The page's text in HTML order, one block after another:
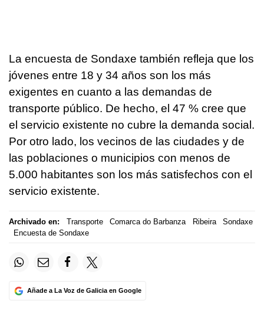
La encuesta de Sondaxe también refleja que los
jóvenes entre 18 y 34 años son los más
exigentes en cuanto a las demandas de
transporte público. De hecho, el 47 % cree que
el servicio existente no cubre la demanda social.
Por otro lado, los vecinos de las ciudades y de
las poblaciones o municipios con menos de
5.000 habitantes son los más satisfechos con el
servicio existente.
Archivado en: Transporte Comarca do Barbanza Ribeira
Sondaxe
Encuesta de Sondaxe
Añade a La Voz de Galicia en Google